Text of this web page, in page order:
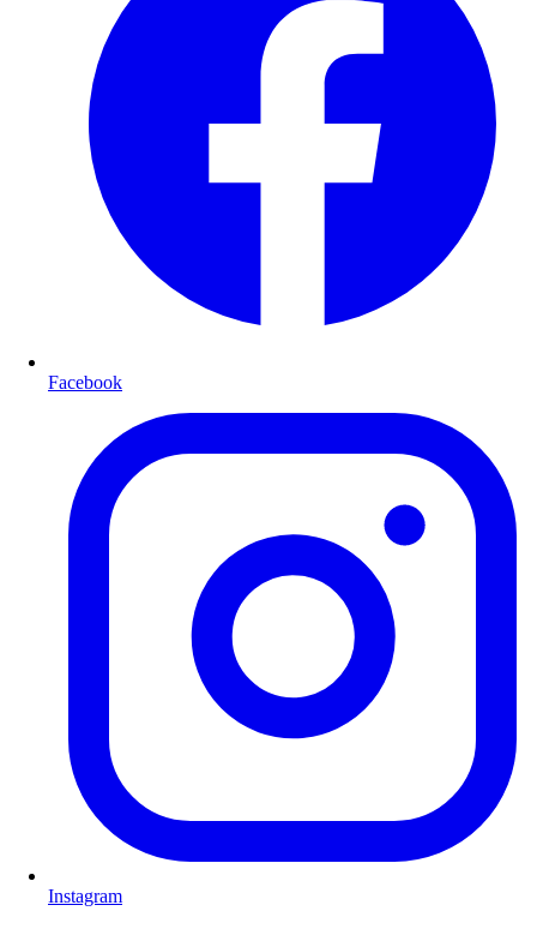
Facebook
Instagram